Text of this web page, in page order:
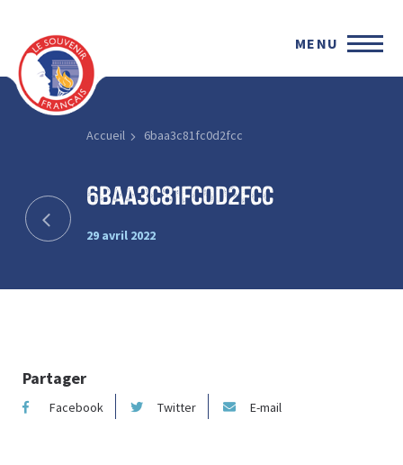
MENU
Accueil 6baa3c81fc0d2fcc
6baa3c81fc0d2fcc
29 avril 2022
Partager
Facebook Twitter E-mail